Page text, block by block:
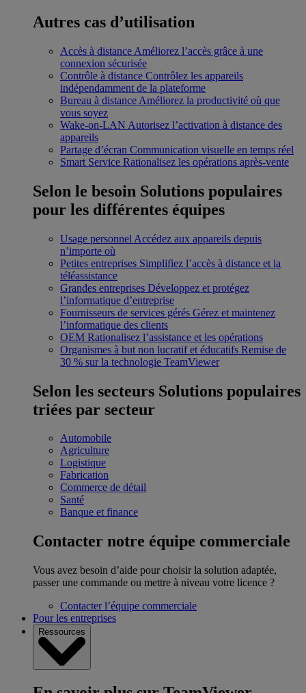
Autres cas d’utilisation
Accès à distance Améliorez l’accès grâce à une
connexion sécurisée
Contrôle à distance Contrôlez les appareils
indépendamment de la plateforme
Bureau à distance Améliorez la productivité où que
vous soyez
Wake-on-LAN Autorisez l’activation à distance des
appareils
Partage d’écran Communication visuelle en temps réel
Smart Service Rationalisez les opérations après-vente
Selon le besoin Solutions populaires
pour les différentes équipes
Usage personnel Accédez aux appareils depuis
n’importe où
Petites entreprises Simplifiez l’accès à distance et la
téléassistance
Grandes entreprises Développez et protégez
l’informatique d’entreprise
Fournisseurs de services gérés Gérez et maintenez
l’informatique des clients
OEM Rationalisez l’assistance et les opérations
Organismes à but non lucratif et éducatifs Remise de
30 % sur la technologie TeamViewer
Selon les secteurs Solutions populaires
triées par secteur
Automobile
Agriculture
Logistique
Fabrication
Commerce de détail
Santé
Banque et finance
Contacter notre équipe commerciale
Vous avez besoin d’aide pour choisir la solution adaptée,
passer une commande ou mettre à niveau votre licence ?
Contacter l’équipe commerciale
Pour les entreprises
Ressources